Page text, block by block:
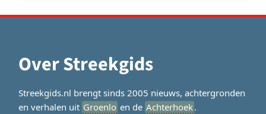
Over Streekgids
Streekgids.nl brengt sinds 2005 nieuws, achtergronden
en verhalen uit Groenlo en de Achterhoek.